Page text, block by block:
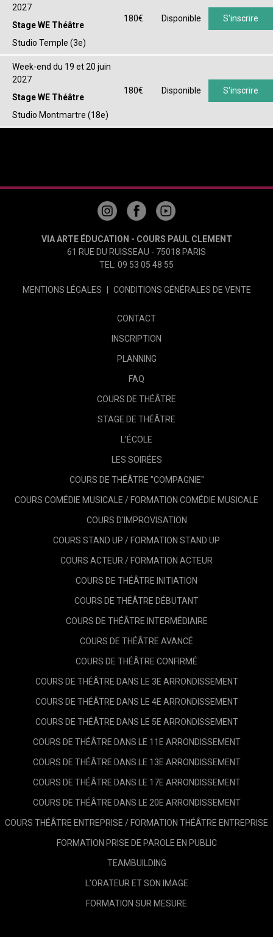
2027
Stage WE Théâtre
Studio Temple (3e)
180€ Disponible S'inscrire
Week-end du 19 et 20 juin
2027
Stage WE Théâtre
Studio Montmartre (18e)
180€ Disponible S'inscrire
VIA ARTE ÉDUCATION - COURS PAUL CLEMENT
61 RUE DU RUISSEAU - 75018 PARIS
TEL: 09 53 05 48 55
MENTIONS LÉGALES CONDITIONS GÉNÉRALES DE VENTE
CONTACT
INSCRIPTION
PLANNING
FAQ
COURS DE THÉÂTRE
STAGE DE THÉÂTRE
L'ÉCOLE
LES SOIRÉES
COURS DE THÉÂTRE "COMPAGNIE"
COURS COMÉDIE MUSICALE / FORMATION COMÉDIE MUSICALE
COURS D'IMPROVISATION
COURS STAND UP / FORMATION STAND UP
COURS ACTEUR / FORMATION ACTEUR
COURS DE THÉÂTRE INITIATION
COURS DE THÉÂTRE DÉBUTANT
COURS DE THÉÂTRE INTERMÉDIAIRE
COURS DE THÉÂTRE AVANCÉ
COURS DE THÉÂTRE CONFIRMÉ
COURS DE THÉÂTRE DANS LE 3E ARRONDISSEMENT
COURS DE THÉÂTRE DANS LE 4E ARRONDISSEMENT
COURS DE THÉÂTRE DANS LE 5E ARRONDISSEMENT
COURS DE THÉÂTRE DANS LE 11E ARRONDISSEMENT
COURS DE THÉÂTRE DANS LE 13E ARRONDISSEMENT
COURS DE THÉÂTRE DANS LE 17E ARRONDISSEMENT
COURS DE THÉÂTRE DANS LE 20E ARRONDISSEMENT
COURS THÉÂTRE ENTREPRISE / FORMATION THÉÂTRE ENTREPRISE
FORMATION PRISE DE PAROLE EN PUBLIC
TEAMBUILDING
L’ORATEUR ET SON IMAGE
FORMATION SUR MESURE